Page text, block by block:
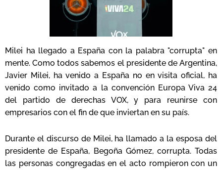
Milei ha llegado a España con la palabra "corrupta" en
mente. Como todos sabemos el presidente de Argentina,
Javier Milei, ha venido a España no en visita oficial, ha
venido como invitado a la convención Europa Viva 24
del partido de derechas VOX, y para reunirse con
empresarios con el fin de que inviertan en su país.
Durante el discurso de Milei, ha llamado a la esposa del
presidente de España, Begoña Gómez, corrupta. Todas
las personas congregadas en el acto rompieron con un